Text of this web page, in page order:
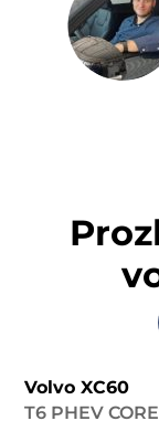
Volvo XC60
T6 PHEV